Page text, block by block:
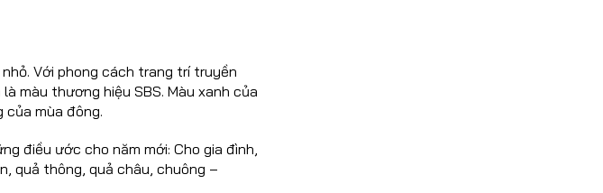
Với phong cách trang trí truyền
màu thương hiệu SBS. Màu xanh của
mùa đông.
điều ước cho năm mới: Cho gia đình,
quả thông, quả châu, chuông –